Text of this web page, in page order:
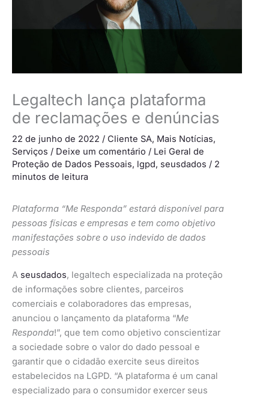
Legaltech lança plataforma
de reclamações e denúncias
22 de junho de 2022 / Cliente SA, Mais Notícias,
Serviços / Deixe um comentário / Lei Geral de
Proteção de Dados Pessoais, lgpd, seusdados / 2
minutos de leitura
Plataforma “Me Responda” estará disponível para
pessoas físicas e empresas e tem como objetivo
manifestações sobre o uso indevido de dados
pessoais
A seusdados, legaltech especializada na proteção
de informações sobre clientes, parceiros
comerciais e colaboradores das empresas,
anunciou o lançamento da plataforma “Me
Responda!”, que tem como objetivo conscientizar
a sociedade sobre o valor do dado pessoal e
garantir que o cidadão exercite seus direitos
estabelecidos na LGPD. “A plataforma é um canal
especializado para o consumidor exercer seus